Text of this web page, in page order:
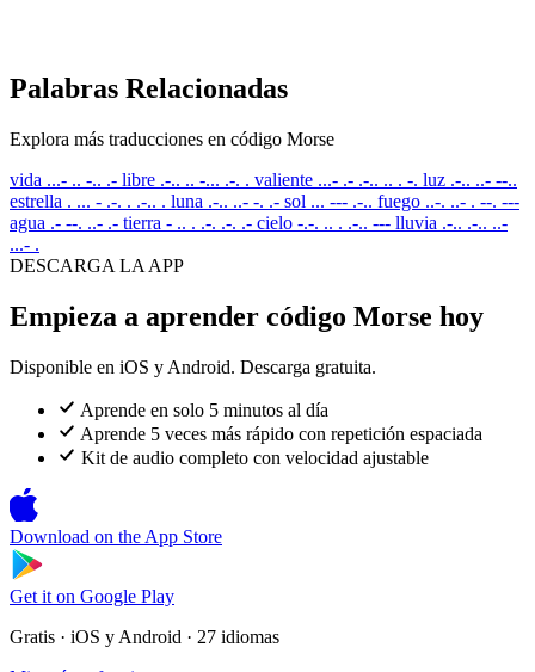
Palabras Relacionadas
Explora más traducciones en código Morse
vida ...- .. -.. .- libre .-.. .. -... .-. . valiente ...- .- .-.. .. . -. luz .-.. ..- --..
estrella . ... - .-. . .-.. . luna .-.. ..- -. .- sol ... --- .-.. fuego ..-. ..- . --. ---
agua .- --. ..- .- tierra - .. . .-. .-. .- cielo -.-. .. . .-.. --- lluvia .-.. .-.. ..-
...- .
DESCARGA LA APP
Empieza a aprender código Morse hoy
Disponible en iOS y Android. Descarga gratuita.
Aprende en solo 5 minutos al día
Aprende 5 veces más rápido con repetición espaciada
Kit de audio completo con velocidad ajustable
Download on the App Store
Get it on Google Play
Gratis · iOS y Android · 27 idiomas